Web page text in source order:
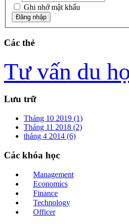
Ghi nhớ mật khẩu
Các thẻ
Tư vấn du
Lưu trữ
Tháng 10 2019 (1)
Tháng 11 2018 (2)
tháng 4 2014 (6)
Các khóa học
Management
Economics
Finance
Technology
Officer